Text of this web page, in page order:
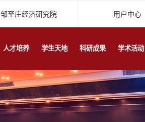
邹至庄经济研究院 用户中心
人才培养 学生天地 科研成果 学术活动